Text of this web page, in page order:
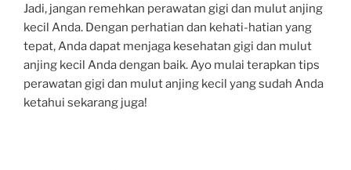
Jadi, jangan remehkan perawatan gigi dan mulut anjing
kecil Anda. Dengan perhatian dan kehati-hatian yang
tepat, Anda dapat menjaga kesehatan gigi dan mulut
anjing kecil Anda dengan baik. Ayo mulai terapkan tips
perawatan gigi dan mulut anjing kecil yang sudah Anda
ketahui sekarang juga!